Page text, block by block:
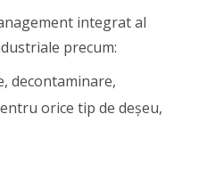
integrat al
precum:
decontaminare,
orice tip de deşeu,